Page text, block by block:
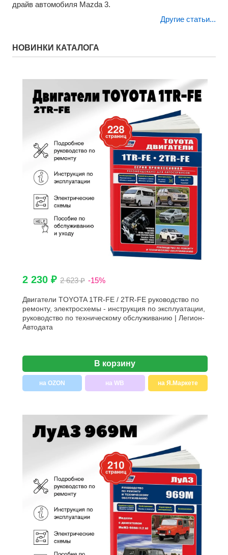
драйв автомобиля Mazda 3.
Другие статьи...
НОВИНКИ КАТАЛОГА
2 230 ₽ 2 623 ₽ -15%
Двигатели TOYOTA 1TR-FE / 2TR-FE руководство по
ремонту, электросхемы - инструкция по эксплуатации,
руководство по техническому обслуживанию | Легион-
Aвтодата
В корзину
на OZON на WB на Я.Маркете